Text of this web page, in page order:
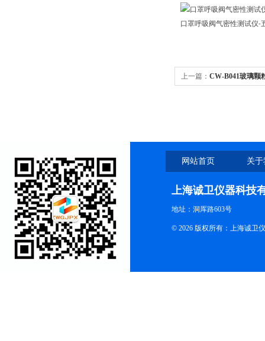
口罩呼吸阀气密性测试仪-
上一篇： CW-B041玻璃颗
网站首页 关
上海诚卫仪器科技
地址：洞厍路603号
© 2026 版权所有：上海诚卫